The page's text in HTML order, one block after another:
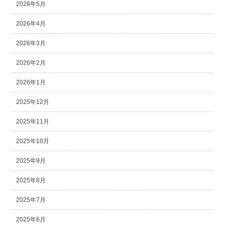
2026年5月
2026年4月
2026年3月
2026年2月
2026年1月
2025年12月
2025年11月
2025年10月
2025年9月
2025年8月
2025年7月
2025年6月